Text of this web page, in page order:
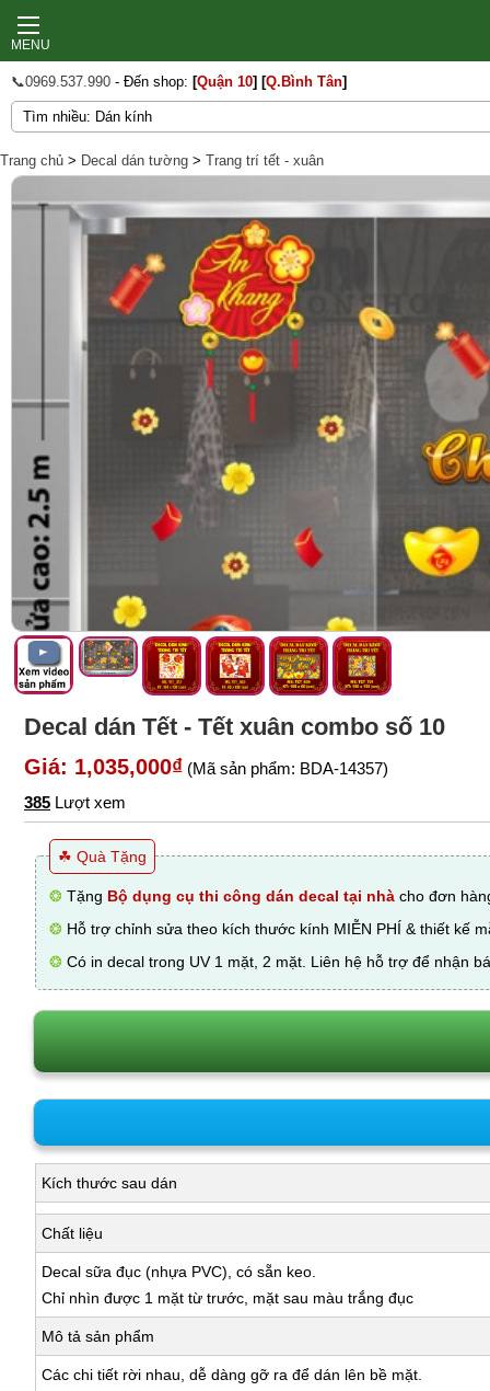
MENU
📞0969.537.990 - Đến shop: [Quận 10] [Q.Bình Tân]
Trang chủ > Decal dán tường > Trang trí tết - xuân
Decal dán Tết - Tết xuân combo số 10
Giá: 1,035,000₫ (Mã sản phẩm: BDA-14357)
385 Lượt xem
☘ Quà Tặng
❂ Tặng Bộ dụng cụ thi công dán decal tại nhà cho đơn
❂ Hỗ trợ chỉnh sửa theo kích thước kính MIỄN PHÍ & thiết kế
❂ Có in decal trong UV 1 mặt, 2 mặt. Liên hệ hỗ trợ để nhận
Kích thước sau dán
Chất liệu
Decal sữa đục (nhựa PVC), có sẵn keo.
Chỉ nhìn được 1 mặt từ trước, mặt sau màu trắng đục
Mô tả sản phẩm
Các chi tiết rời nhau, dễ dàng gỡ ra để dán lên bề mặt.